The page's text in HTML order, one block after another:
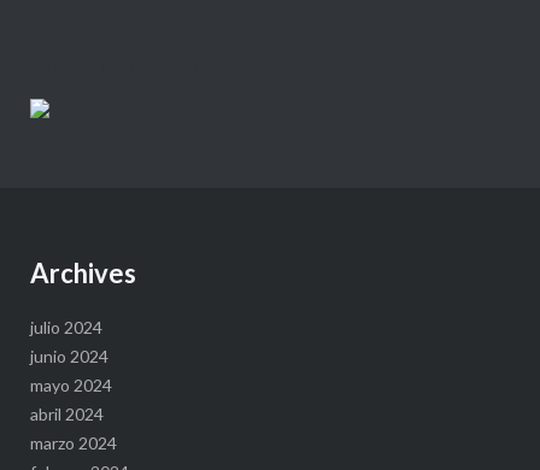
Archives
julio 2024
junio 2024
mayo 2024
abril 2024
marzo 2024